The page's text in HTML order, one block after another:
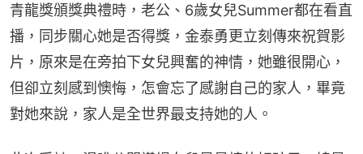
青龍獎頒獎典禮時，老公、6歲女兒Summer都在看直
播，同步關心她是否得獎，金泰勇更立刻傳來祝賀影
片，原來是在旁拍下女兒興奮的神情，她雖很開心，
但卻立刻感到懊悔，怎會忘了感謝自己的家人，畢竟
對她來說，家人是全世界最支持她的人。